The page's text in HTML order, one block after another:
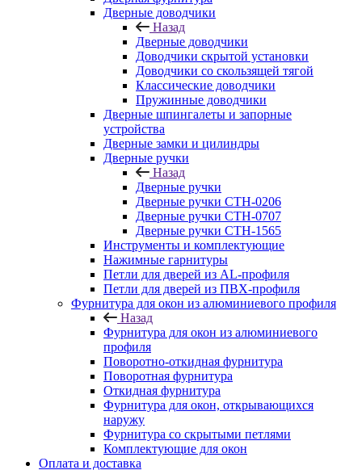
Дверные доводчики
Назад
Дверные доводчики
Доводчики скрытой установки
Доводчики со скользящей тягой
Классические доводчики
Пружинные доводчики
Дверные шпингалеты и запорные
устройства
Дверные замки и цилиндры
Дверные ручки
Назад
Дверные ручки
Дверные ручки СТН-0206
Дверные ручки СТН-0707
Дверные ручки СТН-1565
Инструменты и комплектующие
Нажимные гарнитуры
Петли для дверей из AL-профиля
Петли для дверей из ПВХ-профиля
Фурнитура для окон из алюминиевого профиля
Назад
Фурнитура для окон из алюминиевого
профиля
Поворотно-откидная фурнитура
Поворотная фурнитура
Откидная фурнитура
Фурнитура для окон, открывающихся
наружу
Фурнитура со скрытыми петлями
Комплектующие для окон
Оплата и доставка